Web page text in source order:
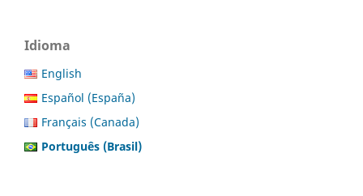
Idioma
English
Español (España)
Français (Canada)
Português (Brasil)